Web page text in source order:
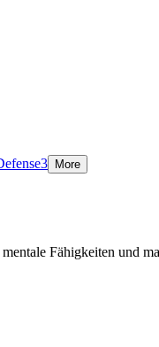
3 More
Fähigkeiten und